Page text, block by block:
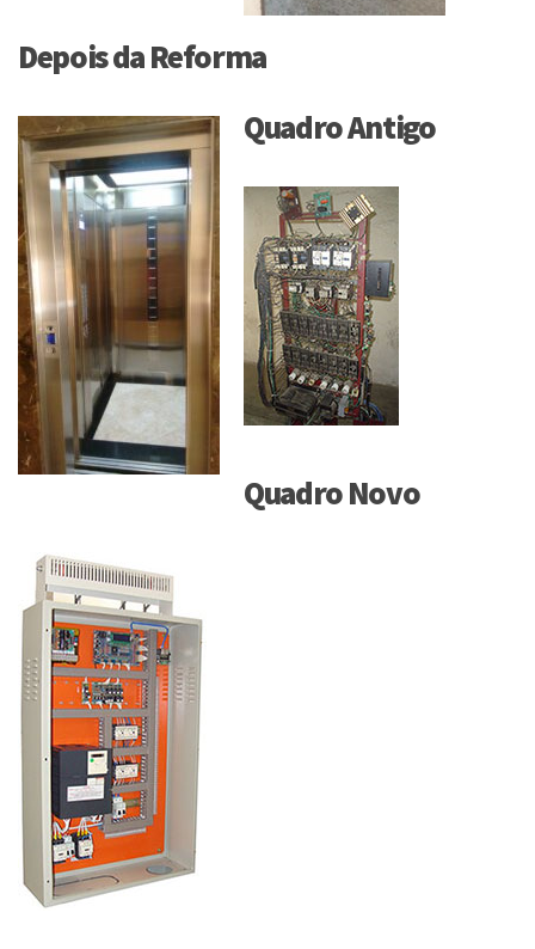
Depois da Reforma
Quadro Antigo
Quadro Novo